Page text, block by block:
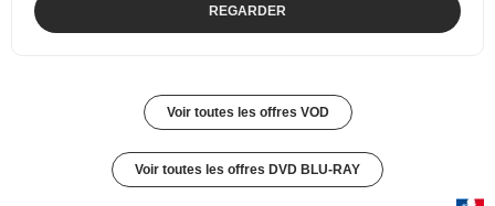
REGARDER
Voir toutes les offres VOD
Voir toutes les offres DVD BLU-RAY